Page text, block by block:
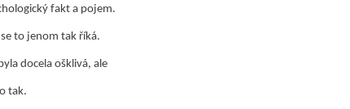
fakt a pojem.
to jenom tak říká.
docela ošklivá, ale
tak.